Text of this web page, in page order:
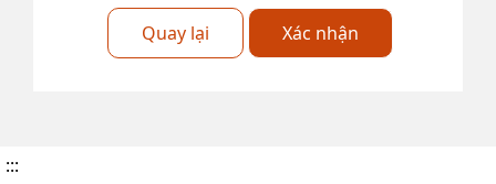
Quay lại Xác nhận
:::